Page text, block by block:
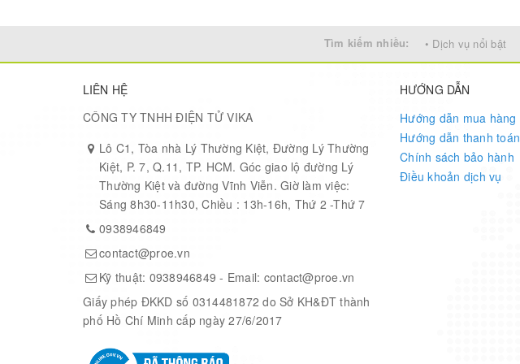
Tìm kiếm nhiều: • Dịch vụ nổi bật
LIÊN HỆ
CÔNG TY TNHH ĐIỆN TỬ VIKA
Lô C1, Tòa nhà Lý Thường Kiệt, Đường Lý Thường
Kiệt, P. 7, Q.11, TP. HCM. Góc giao lộ đường Lý
Thường Kiệt và đường Vĩnh Viễn. Giờ làm việc:
Sáng 8h30-11h30, Chiều : 13h-16h, Thứ 2 -Thứ 7
0938946849
contact@proe.vn
Kỹ thuật: 0938946849 - Email: contact@proe.vn
Giấy phép ĐKKD số 0314481872 do Sở KH&ĐT thành
phố Hồ Chí Minh cấp ngày 27/6/2017
HƯỚNG DẪN
Hướng dẫn mua hàng
Hướng dẫn thanh toán
Chính sách bảo hành
Điều khoản dịch vụ